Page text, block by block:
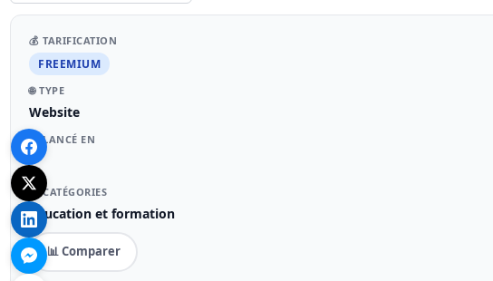
💰 TARIFICATION
FREEMIUM
🌐 TYPE
Website
🚀 LANCÉ EN
–
📁 CATÉGORIES
Éducation et formation
📊 Comparer